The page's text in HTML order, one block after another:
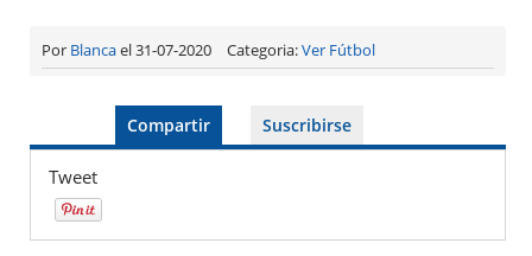
Por Blancael 31-07-2020 Categoria:Ver Fútbol
Compartir Suscribirse
Tweet